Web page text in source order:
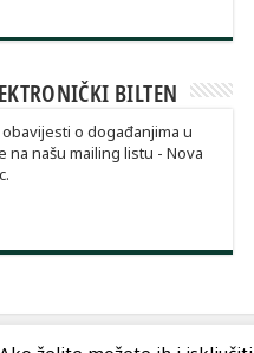
BILTEN
o događanjima u
na našu mailing listu - Nova